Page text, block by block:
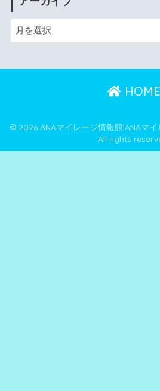
HOME
© 2026 ANAマイレージ情報館|ANAマ
All rights